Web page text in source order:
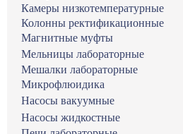
Камеры низкотемпературные
Колонны ректификационные
Магнитные муфты
Мельницы лабораторные
Мешалки лабораторные
Микрофлюидика
Насосы вакуумные
Насосы жидкостные